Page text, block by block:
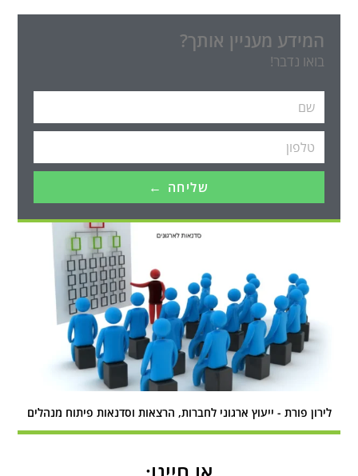
המידע מעניין אותך?
בואו נדבר!
שליחה ←
לירון פורת - ייעוץ ארגוני לחברות, הרצאות וסדנאות פיתוח מנהלים